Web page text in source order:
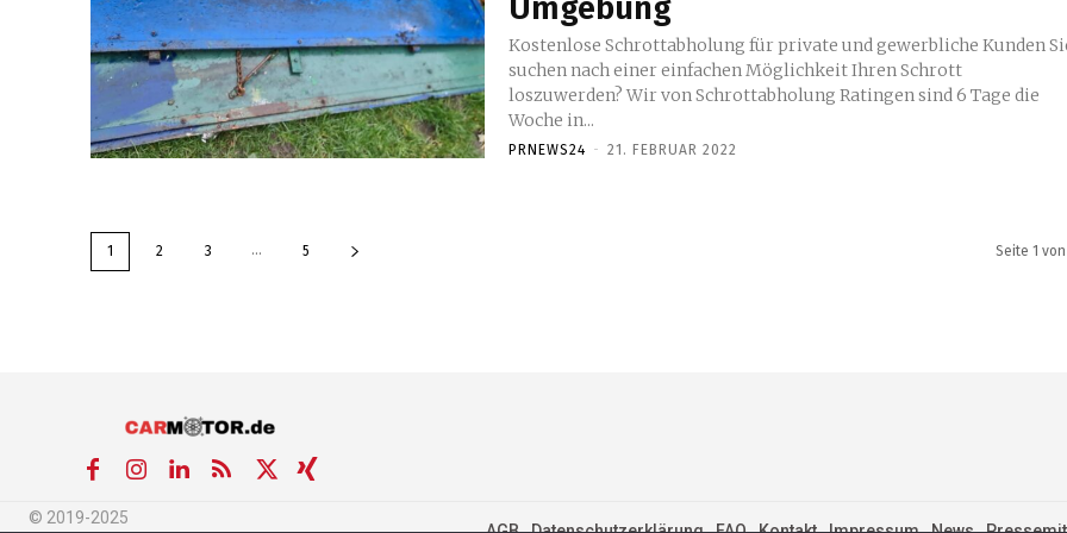
Kostenlose Schrottabholung für private und gewerbliche Kunden
suchen nach einer einfachen Möglichkeit Ihren Schrott
loszuwerden? Wir von Schrottabholung Ratingen sind 6 Tage die
Woche in...
PRNEWS24 - 21. FEBRUAR 2022
1 2 3 ... 5 Seite 1 von
© 2019-2025